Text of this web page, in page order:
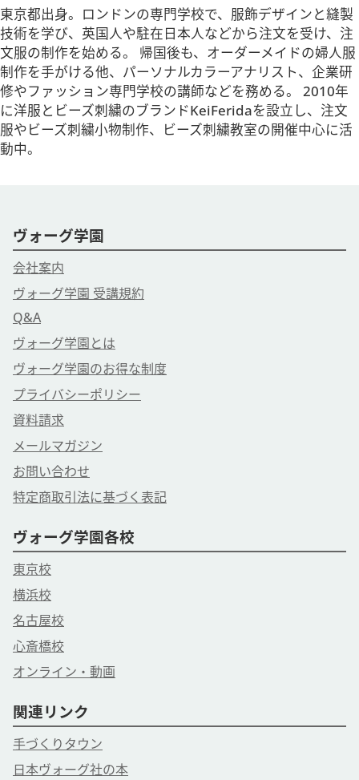
ヴォーグ学園オンライン事業部
ご予約・お問合せはお電話でも
ＴＥＬ ０３－６３６９－８８７８
営業時間 9：30－17：15
東京都出身。ロンドンの専門学校で、服飾デザインと縫製
技術を学び、英国人や駐在日本人などから注文を受け、注
文服の制作を始める。 帰国後も、オーダーメイドの婦人服
制作を手がける他、パーソナルカラーアナリスト、企業研
修やファッション専門学校の講師などを務める。 2010年
に洋服とビーズ刺繍のブランドKeiFeridaを設立し、注文
服やビーズ刺繍小物制作、ビーズ刺繍教室の開催中心に活
動中。
ヴォーグ学園
会社案内
ヴォーグ学園 受講規約
Q&A
ヴォーグ学園とは
ヴォーグ学園のお得な制度
プライバシーポリシー
資料請求
メールマガジン
お問い合わせ
特定商取引法に基づく表記
ヴォーグ学園各校
東京校
横浜校
名古屋校
心斎橋校
オンライン・動画
関連リンク
手づくりタウン
日本ヴォーグ社の本